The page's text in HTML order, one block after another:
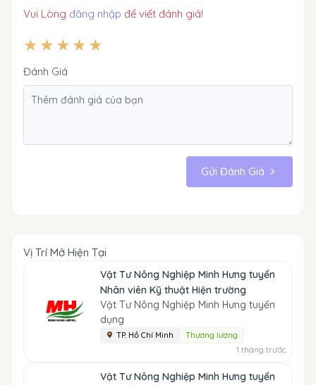
Vui Lòng đăng nhập để viết đánh giá!
Đánh Giá
Gửi Đánh Giá
Vị Trí Mở Hiện Tại
Vật Tư Nông Nghiệp Minh Hưng tuyển
Nhân viên Kỹ thuật Hiện trường
Vật Tư Nông Nghiệp Minh Hưng tuyển
dụng
TP. Hồ Chí Minh Thương lượng
1 tháng trước
Vật Tư Nông Nghiệp Minh Hưng tuyển